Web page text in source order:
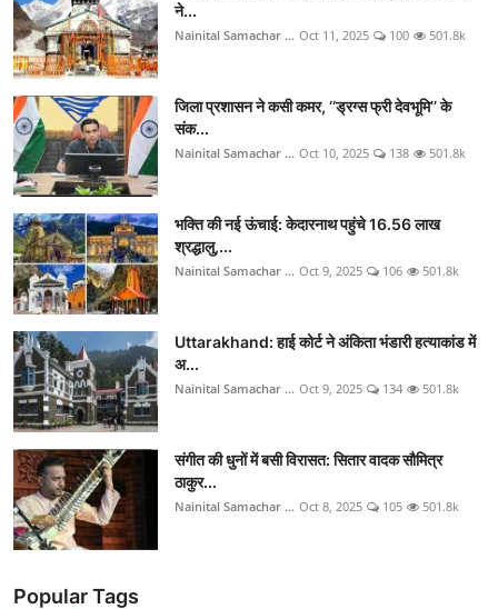
ने...
Nainital Samachar ... Oct 11, 2025 100 501.8k
जिला प्रशासन ने कसी कमर, ‘‘ड्रग्स फ्री देवभूमि’’ के
संक...
Nainital Samachar ... Oct 10, 2025 138 501.8k
भक्ति की नई ऊंचाई: केदारनाथ पहुंचे 16.56 लाख
श्रद्धालु,...
Nainital Samachar ... Oct 9, 2025 106 501.8k
Uttarakhand: हाई कोर्ट ने अंकिता भंडारी हत्याकांड में
अ...
Nainital Samachar ... Oct 9, 2025 134 501.8k
संगीत की धुनों में बसी विरासत: सितार वादक सौमित्र
ठाकुर...
Nainital Samachar ... Oct 8, 2025 105 501.8k
Popular Tags